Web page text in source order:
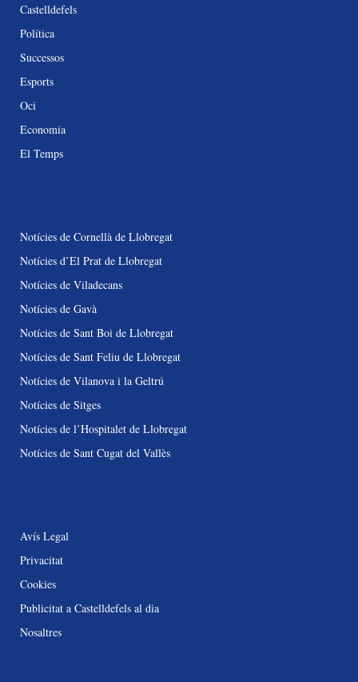
Castelldefels
Política
Successos
Esports
Oci
Economia
El Temps
Notícies de Cornellà de Llobregat
Notícies d’El Prat de Llobregat
Notícies de Viladecans
Notícies de Gavà
Notícies de Sant Boi de Llobregat
Notícies de Sant Feliu de Llobregat
Notícies de Vilanova i la Geltrú
Notícies de Sitges
Notícies de l’Hospitalet de Llobregat
Notícies de Sant Cugat del Vallès
Avís Legal
Privacitat
Cookies
Publicitat a Castelldefels al dia
Nosaltres